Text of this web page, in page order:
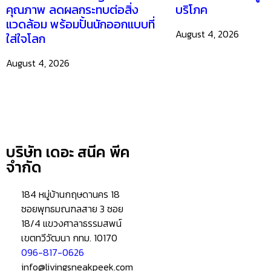
คุณภาพ ลดผลกระทบต่อสิ่ง
แวดล้อม พร้อมปั้นนักออกแบบที่
ใส่ใจโลก
August 4, 2026
บริโภค
August 4, 2026
บริษัท เดอะ สนีค พีค
จำกัด
184 หมู่บ้านกฤษดานคร 18
ซอยพุทธมณฑลสาย 3 ซอย
18/4 แขวงศาลาธรรมสพน์
เขตทวีวัฒนา กทม. 10170
096-817-0626
info@livingsneakpeek.com